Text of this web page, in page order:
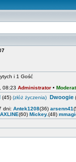
i 1 Gość
08:23 Administrator •
(45) (złóż życzenia) Dwoogie
dni: Antek1208(36) arsenn41
(60) Mickey.(48)